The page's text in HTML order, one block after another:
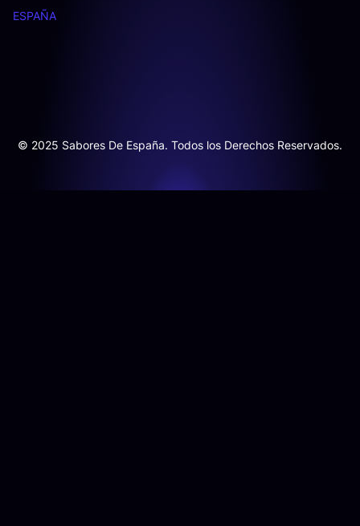
ESPAÑA
© 2025 Sabores De España. Todos los Derechos Reservados.